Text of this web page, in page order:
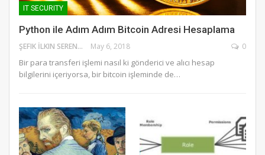
IT SECURITY
Python ile Adım Adım Bitcoin Adresi Hesaplama
ŞEFIK İLKIN SERENGIL May 6, 2018 0
Bir para transferi işlemi nasıl ki gönderici ve alıcı hesap
bilgilerini içeriyorsa, bir bitcoin işleminde de…